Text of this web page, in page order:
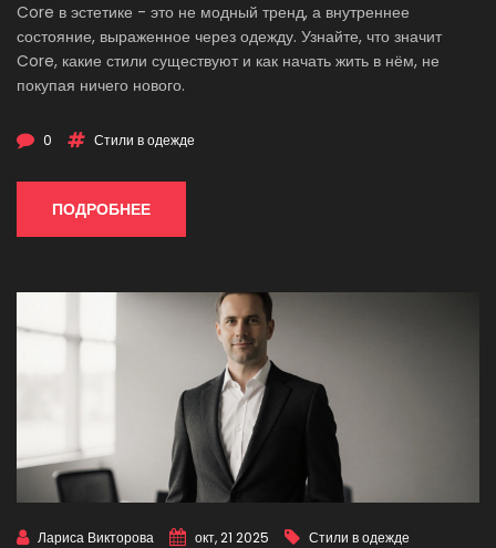
Core в эстетике - это не модный тренд, а внутреннее
состояние, выраженное через одежду. Узнайте, что значит
Core, какие стили существуют и как начать жить в нём, не
покупая ничего нового.
0 Стили в одежде
ПОДРОБНЕЕ
Лариса Викторова окт, 21 2025 Стили в одежде